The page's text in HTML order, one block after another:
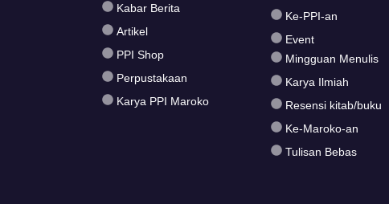
Kabar Berita
Artikel
PPI Shop
Perpustakaan
Karya PPI Maroko
Ke-PPI-an
Event
Mingguan Menulis
Karya Ilmiah
Resensi kitab/buku
Ke-Maroko-an
Tulisan Bebas